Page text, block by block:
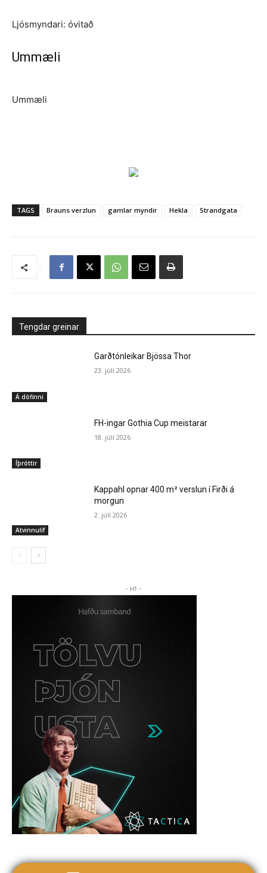
Ljósmyndari: óvitað
Ummæli
Ummæli
TAGS Brauns verzlun gamlar myndir Hekla Strandgata
Tengdar greinar
Á döfinni
Garðtónleikar Bjössa Thor
23. júlí 2026
Íþróttir
FH-ingar Gothia Cup meistarar
18. júlí 2026
Atvinnulíf
Kappahl opnar 400 m² verslun í Firði á
morgun
2. júlí 2026
- H1 -